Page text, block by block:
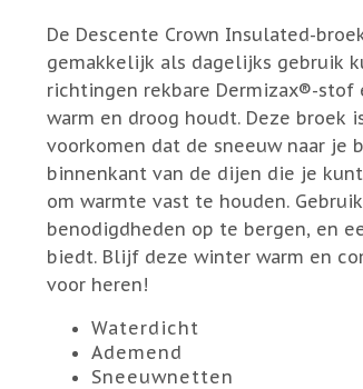
De Descente Crown Insulated-
gemakkelijk als dagelijks gebruik
richtingen rekbare Dermizax®-
warm en droog houdt. Deze broek
voorkomen dat de sneeuw naar
binnenkant van de dijen die je
om warmte vast te houden.
benodigdheden op te bergen, en
biedt. Blijf deze winter warm en
voor heren!
Waterdicht
Ademend
Sneeuwnetten